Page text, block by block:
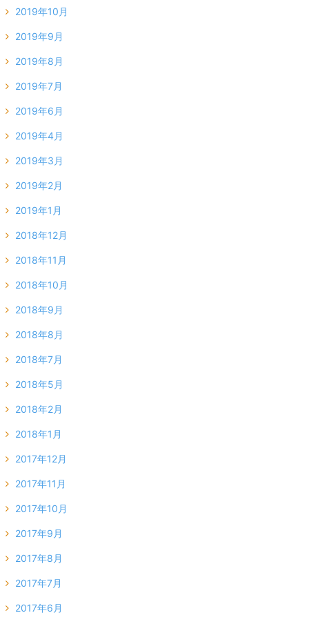
2019年10月
2019年9月
2019年8月
2019年7月
2019年6月
2019年4月
2019年3月
2019年2月
2019年1月
2018年12月
2018年11月
2018年10月
2018年9月
2018年8月
2018年7月
2018年5月
2018年2月
2018年1月
2017年12月
2017年11月
2017年10月
2017年9月
2017年8月
2017年7月
2017年6月